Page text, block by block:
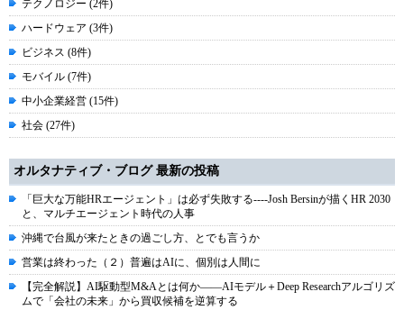
テクノロジー (2件)
ハードウェア (3件)
ビジネス (8件)
モバイル (7件)
中小企業経営 (15件)
社会 (27件)
オルタナティブ・ブログ 最新の投稿
「巨大な万能HRエージェント」は必ず失敗する----Josh Bersinが描くHR 2030
と、マルチエージェント時代の人事
沖縄で台風が来たときの過ごし方、とでも言うか
営業は終わった（２）普遍はAIに、個別は人間に
【完全解説】AI駆動型M&Aとは何か――AIモデル＋Deep Researchアルゴリズ
ムで「会社の未来」から買収候補を逆算する